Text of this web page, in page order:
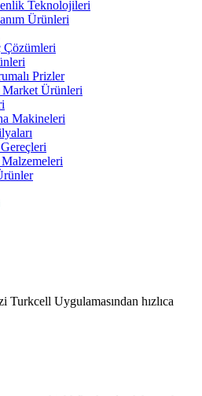
Teknolojileri
Ürünleri
Çözümleri
Prizler
Market Ürünleri
Makineleri
Uygulamasından hızlıca